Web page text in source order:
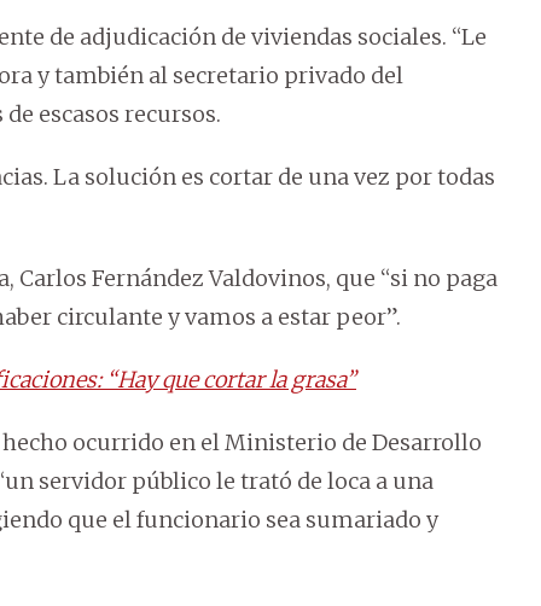
de adjudicación de viviendas sociales. “Le
y también al secretario privado del
escasos recursos.
La solución es cortar de una vez por todas
Fernández Valdovinos, que “si no paga
circulante y vamos a estar peor”.
“Hay que cortar la grasa”
ocurrido en el Ministerio de Desarrollo
servidor público le trató de loca a una
que el funcionario sea sumariado y